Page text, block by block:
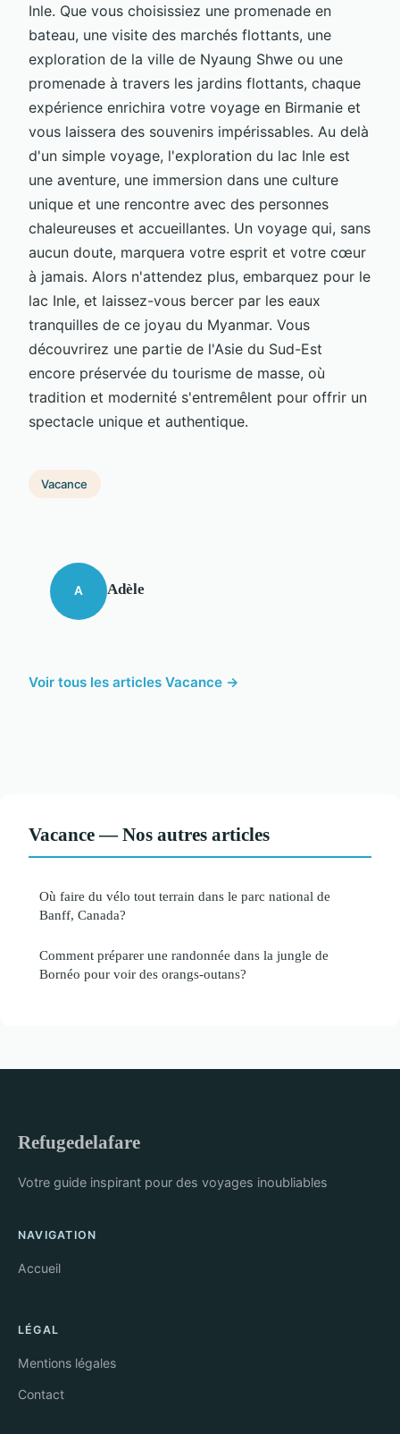
Inle. Que vous choisissiez une promenade en
bateau, une visite des marchés flottants, une
exploration de la ville de Nyaung Shwe ou une
promenade à travers les jardins flottants, chaque
expérience enrichira votre voyage en Birmanie et
vous laissera des souvenirs impérissables. Au delà
d'un simple voyage, l'exploration du lac Inle est
une aventure, une immersion dans une culture
unique et une rencontre avec des personnes
chaleureuses et accueillantes. Un voyage qui, sans
aucun doute, marquera votre esprit et votre cœur
à jamais. Alors n'attendez plus, embarquez pour le
lac Inle, et laissez-vous bercer par les eaux
tranquilles de ce joyau du Myanmar. Vous
découvrirez une partie de l'Asie du Sud-Est
encore préservée du tourisme de masse, où
tradition et modernité s'entremêlent pour offrir un
spectacle unique et authentique.
Vacance
A Adèle
Voir tous les articles Vacance →
Vacance — Nos autres articles
Où faire du vélo tout terrain dans le parc national de
Banff, Canada?
Comment préparer une randonnée dans la jungle de
Bornéo pour voir des orangs-outans?
Refugedelafare
Votre guide inspirant pour des voyages inoubliables
NAVIGATION
Accueil
LÉGAL
Mentions légales
Contact